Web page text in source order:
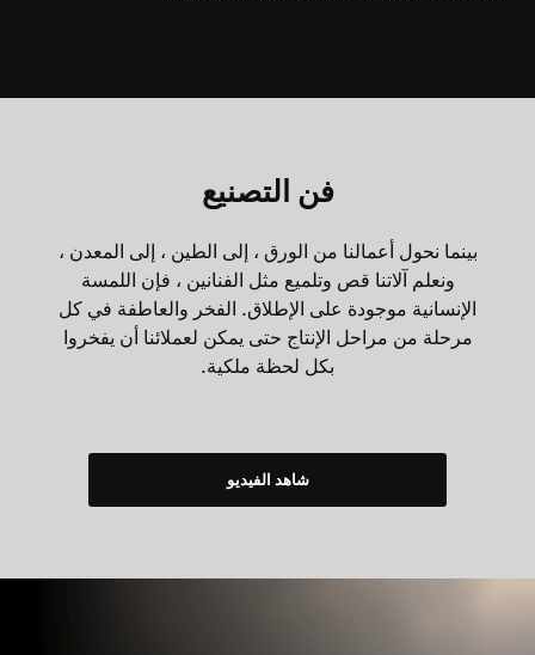
فن التصنيع
بينما نحول أعمالنا من الورق ، إلى الطين ، إلى المعدن ،
ونعلم آلاتنا قص وتلميع مثل الفنانين ، فإن اللمسة
الإنسانية موجودة على الإطلاق. الفخر والعاطفة في كل
مرحلة من مراحل الإنتاج حتى يمكن لعملائنا أن يفخروا
بكل لحظة ملكية.
شاهد الفيديو